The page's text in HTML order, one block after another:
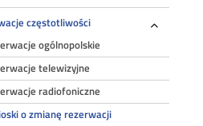
częstotliwości
ogólnopolskie
telewizyjne
radiofoniczne
o zmianę rezerwacji